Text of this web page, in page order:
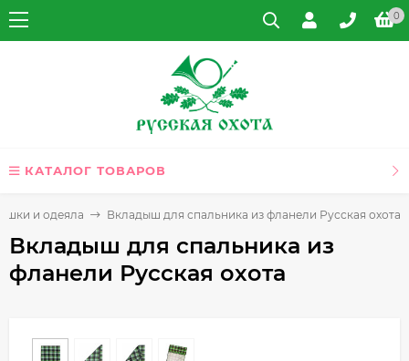
0
КАТАЛОГ ТОВАРОВ
и одеяла Вкладыш для спальника из фланели Русская охота
Вкладыш для спальника из
фланели Русская охота